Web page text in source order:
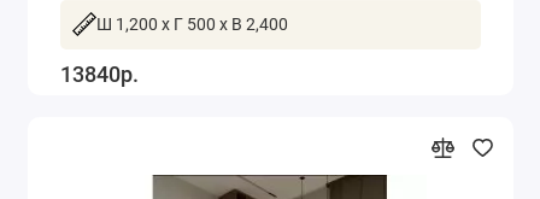
Ш 1,200 x Г 500 x В 2,400
13840р.